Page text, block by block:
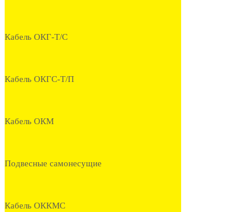
Кабель ОКГ-Т/С
Кабель ОКГС-Т/П
Кабель ОКМ
Подвесные самонесущие
Кабель ОККМС